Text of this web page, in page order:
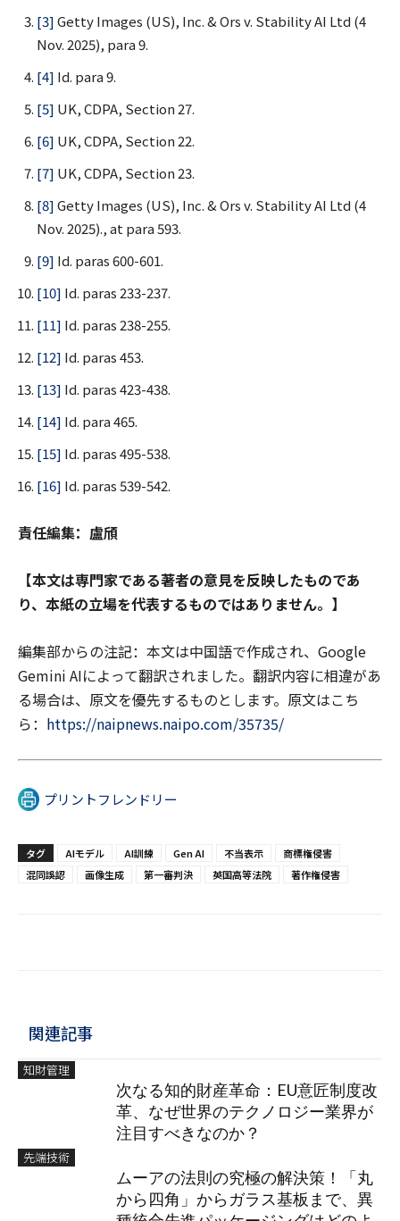
[3]Getty Images (US), Inc. & Ors v. Stability AI Ltd (4
Nov. 2025), para 9.
[4] Id. para 9.
[5] UK, CDPA, Section 27.
[6] UK, CDPA, Section 22.
[7] UK, CDPA, Section 23.
[8]Getty Images (US), Inc. & Ors v. Stability AI Ltd (4
Nov. 2025)., at para 593.
[9] Id. paras 600-601.
[10] Id. paras 233-237.
[11] Id. paras 238-255.
[12] Id. paras 453.
[13] Id. paras 423-438.
[14] Id. para 465.
[15] Id. paras 495-538.
[16] Id. paras 539-542.
責任編集： 盧頎
【本文は専門家である著者の意見を反映したものであ
り、本紙の立場を代表するものではありません。】
編集部からの注記：本文は中国語で作成され、Google
Gemini AIによって翻訳されました。翻訳内容に相違があ
る場合は、原文を優先するものとします。原文はこち
ら： https://naipnews.naipo.com/35735/
プリントフレンドリー
タグ AIモデル AI訓練 Gen AI 不当表示
商標権侵害
混同誤認
画像生成 第一審判決 英国高等法院 著作権侵害
関連記事
知財管理
次なる知的財産革命：EU意匠制度改
革、なぜ世界のテクノロジー業界が
注目すべきなのか？
先端技術
ムーアの法則の究極の解決策！「丸
から四角」からガラス基板まで、異